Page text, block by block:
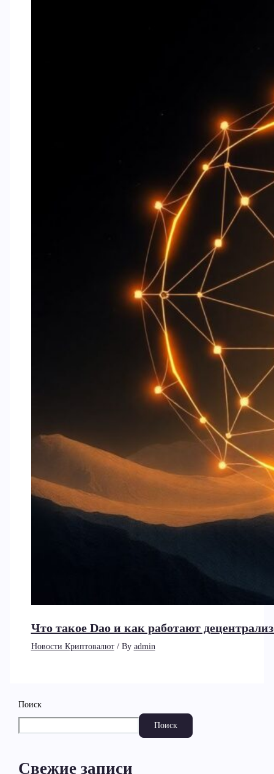
Что такое Dao и как работают
Новости Криптовалют/ By admin
Поиск
Поиск
Свежие записи